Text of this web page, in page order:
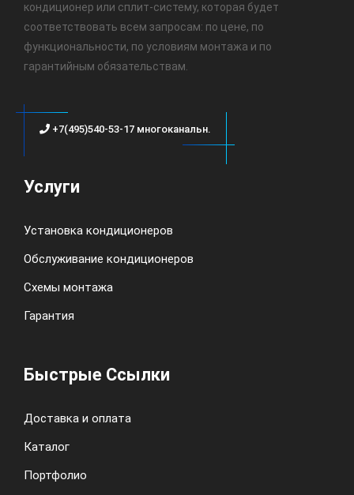
кондиционер или сплит-систему, которая будет
соответствовать всем запросам: по цене, по
функциональности, по условиям монтажа и по
гарантийным обязательствам.
+7(495)540-53-17 многоканальн.
Услуги
Установка кондиционеров
Обслуживание кондиционеров
Схемы монтажа
Гарантия
Быстрые Ссылки
Доставка и оплата
Каталог
Портфолио